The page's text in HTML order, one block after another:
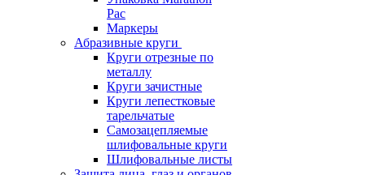
Pac
Маркеры
Абразивные круги
Круги отрезные по
металлу
Круги зачистные
Круги лепестковые
тарельчатые
Самозацепляемые
шлифовальные круги
Шлифовальные листы